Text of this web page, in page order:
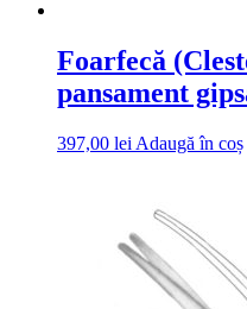
Foarfecă
pansament
397,00 lei Adaugă în coș